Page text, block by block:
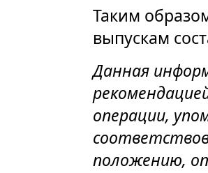
Таким
выпускам
Данная
операции,
положению,